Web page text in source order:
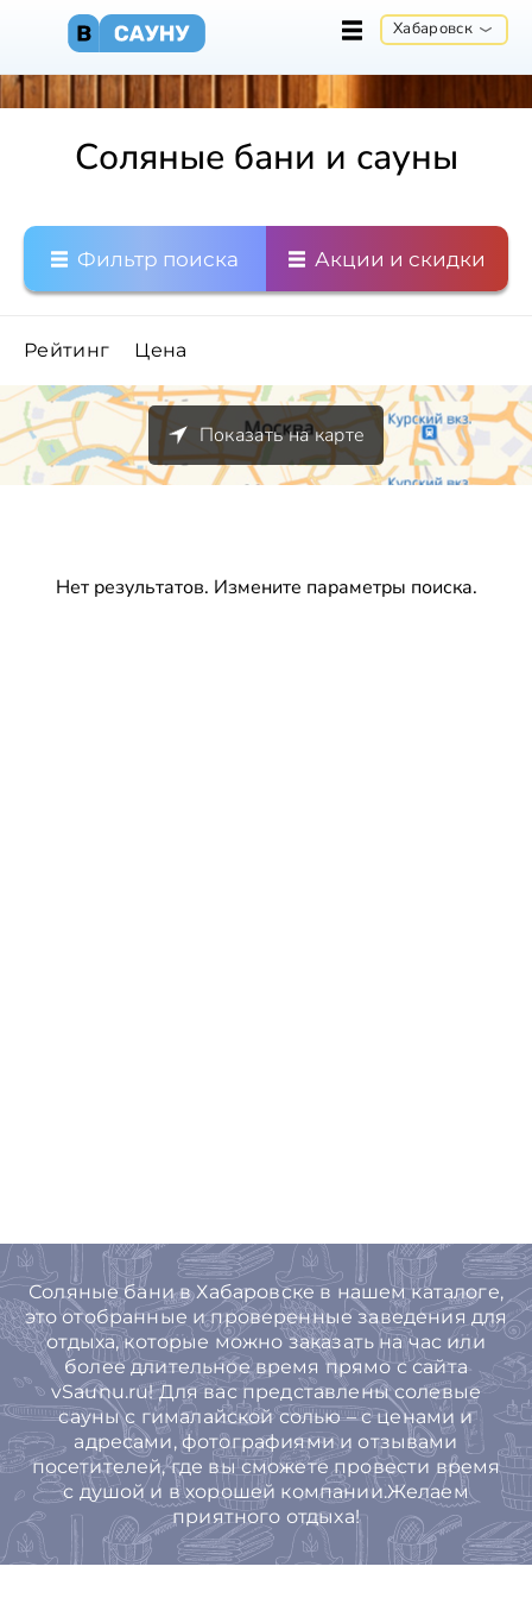
Хабаровск
Соляные бани и сауны
Фильтр поиска Акции и скидки
Рейтинг Цена
Показать на карте
Нет результатов. Измените параметры поиска.
Соляные бани в Хабаровске в нашем каталоге,
это отобранные и проверенные заведения для
отдыха, которые можно заказать на час или
более длительное время прямо с сайта
vSaunu.ru! Для вас представлены солевые
сауны с гималайской солью – с ценами и
адресами, фотографиями и отзывами
посетителей, где вы сможете провести время
с душой и в хорошей компании.Желаем
приятного отдыха!